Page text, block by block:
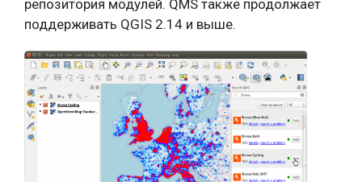
репозитория модулей. QMS также продолжает
поддерживать QGIS 2.14 и выше.